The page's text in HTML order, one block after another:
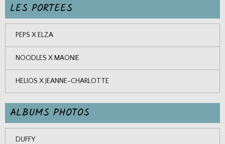
LES PORTEES
PEPS X ELZA
NOODLES X MAONIE
HELIOS X JEANNE-CHARLOTTE
ALBUMS PHOTOS
DUFFY